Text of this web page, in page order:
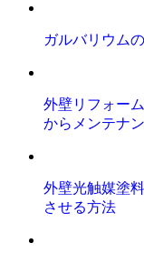
ガルバリウム
外壁リフォー
からメンテナ
外壁光触媒塗
させる方法